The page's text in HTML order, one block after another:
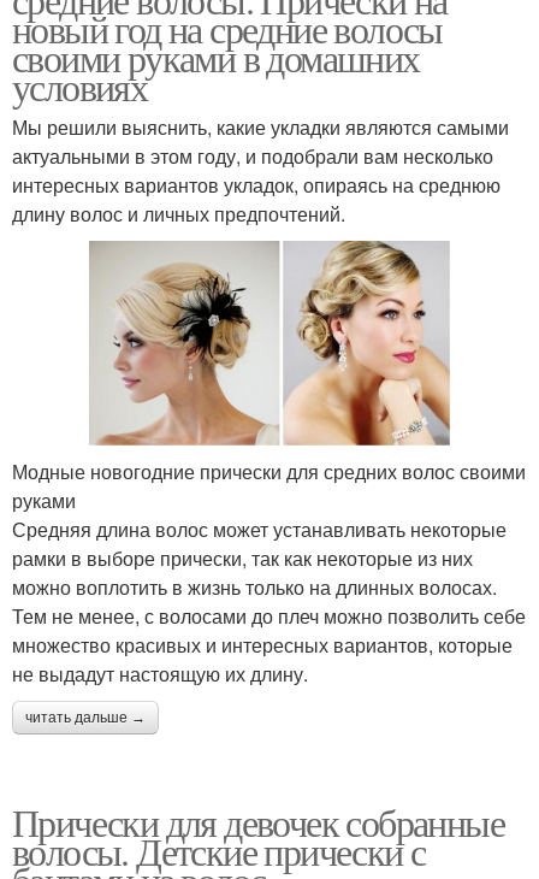
новый год на средние волосы
своими руками в домашних
условиях
Мы решили выяснить, какие укладки являются самыми
актуальными в этом году, и подобрали вам несколько
интересных вариантов укладок, опираясь на среднюю
длину волос и личных предпочтений.
Модные новогодние прически для средних волос своими
руками
Средняя длина волос может устанавливать некоторые
рамки в выборе прически, так как некоторые из них
можно воплотить в жизнь только на длинных волосах.
Тем не менее, с волосами до плеч можно позволить себе
множество красивых и интересных вариантов, которые
не выдадут настоящую их длину.
читать дальше →
Прически для девочек собранные
волосы. Детские прически с